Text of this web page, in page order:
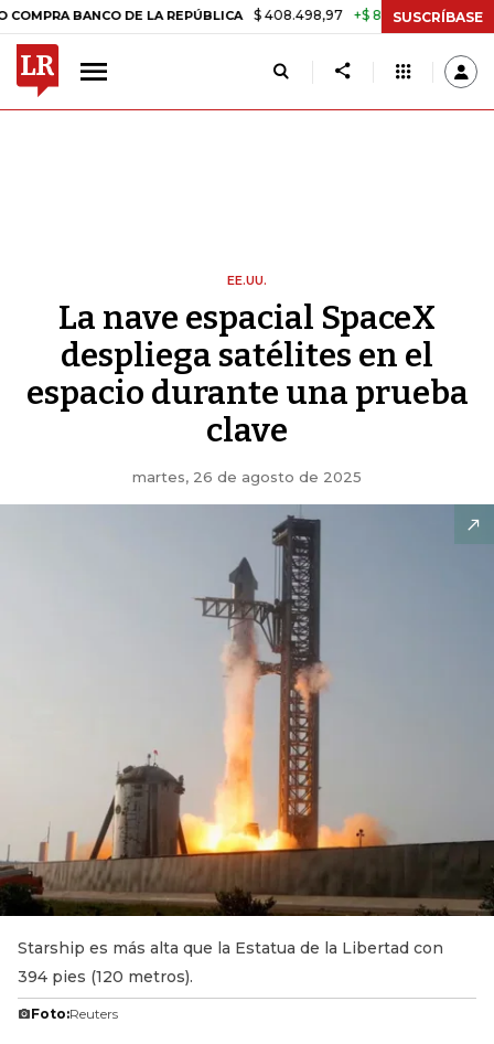
BANCO DE LA REPÚBLICA $ 408.498,97 +$ 8.753,81 +2,19% TASA
SUSCRÍBASE
EE.UU.
La nave espacial SpaceX
despliega satélites en el
espacio durante una prueba
clave
martes, 26 de agosto de 2025
Starship es más alta que la Estatua de la Libertad con
394 pies (120 metros).
Foto:Reuters